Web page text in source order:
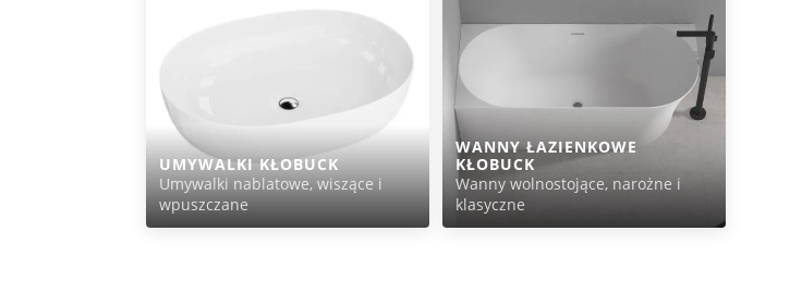
UMYWALKI KŁOBUCK
Umywalki nablatowe, wiszące i
wpuszczane
WANNY ŁAZIENKOWE
KŁOBUCK
Wanny wolnostojące, narożne i
klasyczne